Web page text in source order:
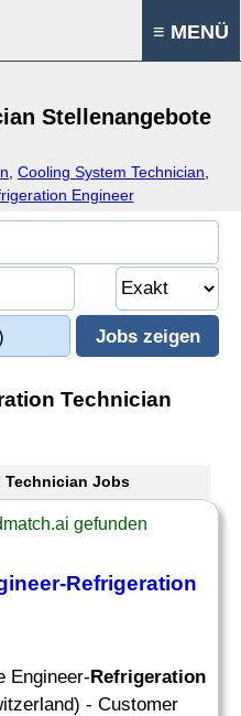
≡ MENÜ
Stellenangebote
Cooling System Technician
Engineer
Technician
Technician Jobs
gefunden
Refrigeration
Engineer-Refrigeration
- Customer